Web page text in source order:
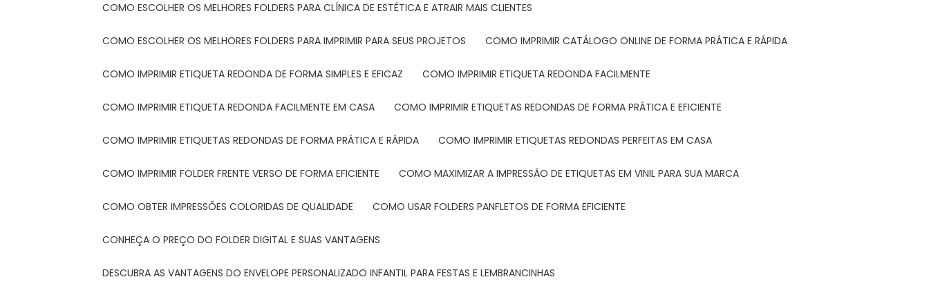
COMO ESCOLHER OS MELHORES FOLDERS PARA CLÍNICA DE ESTÉTICA E ATRAIR MAIS CLIENTES
COMO ESCOLHER OS MELHORES FOLDERS PARA IMPRIMIR PARA SEUS PROJETOS COMO IMPRIMIR CATÁLOGO ONLINE DE FORMA PRÁTICA E RÁPIDA
COMO IMPRIMIR ETIQUETA REDONDA DE FORMA SIMPLES E EFICAZ COMO IMPRIMIR ETIQUETA REDONDA FACILMENTE
COMO IMPRIMIR ETIQUETA REDONDA FACILMENTE EM CASA COMO IMPRIMIR ETIQUETAS REDONDAS DE FORMA PRÁTICA E EFICIENTE
COMO IMPRIMIR ETIQUETAS REDONDAS DE FORMA PRÁTICA E RÁPIDA COMO IMPRIMIR ETIQUETAS REDONDAS PERFEITAS EM CASA
COMO IMPRIMIR FOLDER FRENTE VERSO DE FORMA EFICIENTE COMO MAXIMIZAR A IMPRESSÃO DE ETIQUETAS EM VINIL PARA SUA MARCA
COMO OBTER IMPRESSÕES COLORIDAS DE QUALIDADE COMO USAR FOLDERS PANFLETOS DE FORMA EFICIENTE
CONHEÇA O PREÇO DO FOLDER DIGITAL E SUAS VANTAGENS
DESCUBRA AS VANTAGENS DO ENVELOPE PERSONALIZADO INFANTIL PARA FESTAS E LEMBRANCINHAS